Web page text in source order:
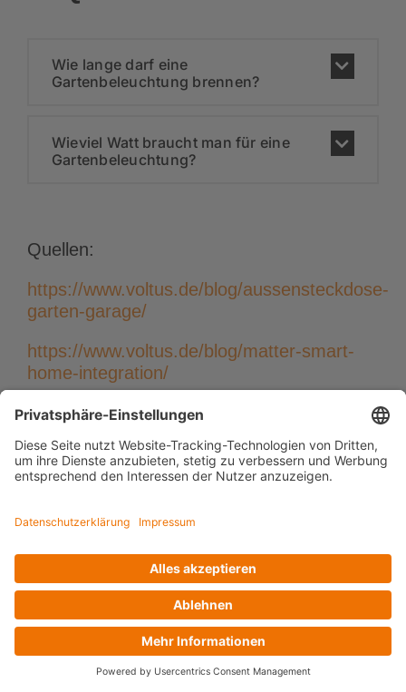
Wie lange darf eine
Gartenbeleuchtung brennen?
Wieviel Watt braucht man für eine
Gartenbeleuchtung?
Quellen:
https://www.voltus.de/blog/aussensteckdose-
garten-garage/
https://www.voltus.de/blog/matter-smart-
home-integration/
https://www.voltus.de/blog/automatische-
Jetzt teilen!
FacebookLinkedIn